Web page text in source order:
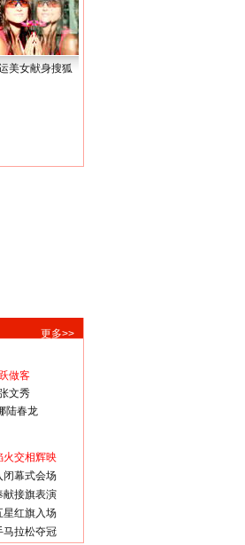
美女献身搜狐
更多>>
做客
文秀
陆春龙
火交相辉映
闭幕式会场
献接旗表演
星红旗入场
马拉松夺冠